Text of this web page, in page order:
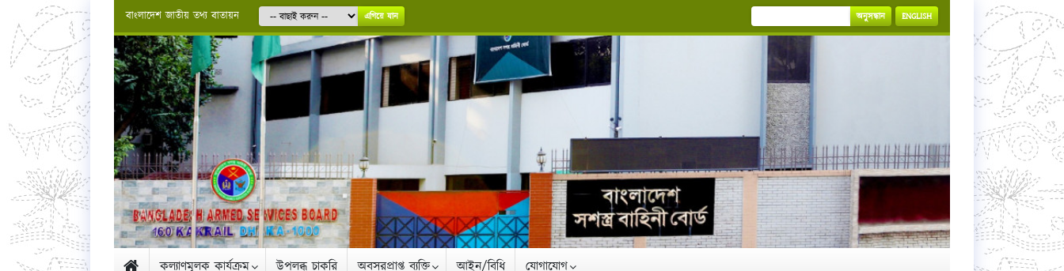
বাংলাদেশ জাতীয় তথ্য বাতায়ন এগিয়ে যান অনুসন্ধান ENGLISH
কল্যাণমূলক কার্যক্রম উপলব্ধ চাকরি অবসরপ্রাপ্ত ব্যক্তি আইন/বিধি যোগাযোগ